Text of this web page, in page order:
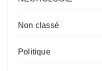
Non classé
Politique